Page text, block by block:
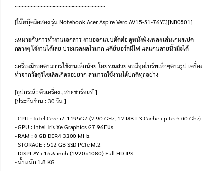
..............................................................
[โน๊ตบุ๊คมือสอง รุ่น Notebook Acer Aspire Vero AV15-51-76YC][NB0501]
:เหมาะกับการทำงานเอกสาร งานออกแบบตัดต่อ ดูหนังฟังเพลง เล่นเกมสเปค
กลางๆ ใช้งานได้เลย ประมวลผลไวมาก #คีย์บอร์ดมีไฟ #สแกนลายนิ้วมือได้
:เครื่องมีรอยตามการใช้งานเล็กน้อย โดยรวมสวย จอมีจุดไบร์ทเล็กๆตามรูป เครื่อง
ทำจากวัสดุรีไซเคิลเกิดรอยยาก สามารถใช้งานได้ปกติทุกอย่าง
[อุปกรณ์ : ตัวเครื่อง , สายชาร์จแท้ ]
[ประกันร้าน : 30 วัน ]
- CPU : Intel Core i7-1195G7 (2.90 GHz, 12 MB L3 Cache up to 5.00 Ghz)
- GPU : Intel Iris Xe Graphics G7 96EUs
- RAM : 8 GB DDR4 3200 MHz
- STORAGE : 512 GB SSD PCIe M.2
- DISPLAY : 15.6 inch (1920x1080) Full HD IPS
- น้ำหนัก 1.8 KG